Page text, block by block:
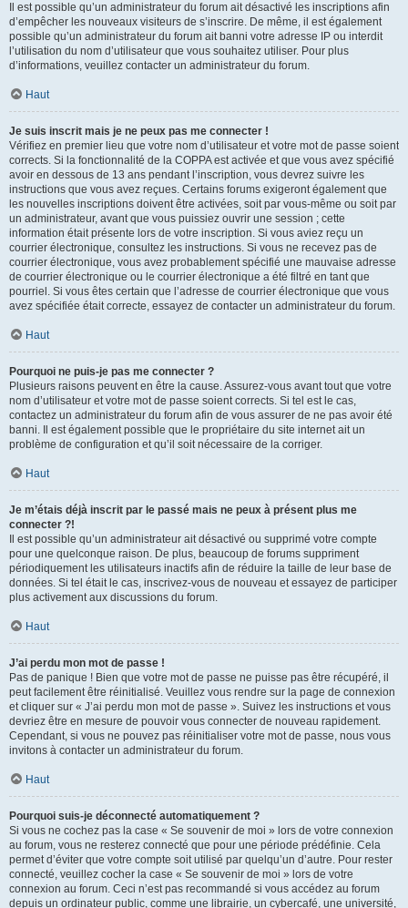
Il est possible qu’un administrateur du forum ait désactivé les inscriptions afin
d’empêcher les nouveaux visiteurs de s’inscrire. De même, il est également
possible qu’un administrateur du forum ait banni votre adresse IP ou interdit
l’utilisation du nom d’utilisateur que vous souhaitez utiliser. Pour plus
d’informations, veuillez contacter un administrateur du forum.
Haut
Je suis inscrit mais je ne peux pas me connecter !
Vérifiez en premier lieu que votre nom d’utilisateur et votre mot de passe soient
corrects. Si la fonctionnalité de la COPPA est activée et que vous avez spécifié
avoir en dessous de 13 ans pendant l’inscription, vous devrez suivre les
instructions que vous avez reçues. Certains forums exigeront également que
les nouvelles inscriptions doivent être activées, soit par vous-même ou soit par
un administrateur, avant que vous puissiez ouvrir une session ; cette
information était présente lors de votre inscription. Si vous aviez reçu un
courrier électronique, consultez les instructions. Si vous ne recevez pas de
courrier électronique, vous avez probablement spécifié une mauvaise adresse
de courrier électronique ou le courrier électronique a été filtré en tant que
pourriel. Si vous êtes certain que l’adresse de courrier électronique que vous
avez spécifiée était correcte, essayez de contacter un administrateur du forum.
Haut
Pourquoi ne puis-je pas me connecter ?
Plusieurs raisons peuvent en être la cause. Assurez-vous avant tout que votre
nom d’utilisateur et votre mot de passe soient corrects. Si tel est le cas,
contactez un administrateur du forum afin de vous assurer de ne pas avoir été
banni. Il est également possible que le propriétaire du site internet ait un
problème de configuration et qu’il soit nécessaire de la corriger.
Haut
Je m’étais déjà inscrit par le passé mais ne peux à présent plus me
connecter ?!
Il est possible qu’un administrateur ait désactivé ou supprimé votre compte
pour une quelconque raison. De plus, beaucoup de forums suppriment
périodiquement les utilisateurs inactifs afin de réduire la taille de leur base de
données. Si tel était le cas, inscrivez-vous de nouveau et essayez de participer
plus activement aux discussions du forum.
Haut
J’ai perdu mon mot de passe !
Pas de panique ! Bien que votre mot de passe ne puisse pas être récupéré, il
peut facilement être réinitialisé. Veuillez vous rendre sur la page de connexion
et cliquer sur « J’ai perdu mon mot de passe ». Suivez les instructions et vous
devriez être en mesure de pouvoir vous connecter de nouveau rapidement.
Cependant, si vous ne pouvez pas réinitialiser votre mot de passe, nous vous
invitons à contacter un administrateur du forum.
Haut
Pourquoi suis-je déconnecté automatiquement ?
Si vous ne cochez pas la case « Se souvenir de moi » lors de votre connexion
au forum, vous ne resterez connecté que pour une période prédéfinie. Cela
permet d’éviter que votre compte soit utilisé par quelqu’un d’autre. Pour rester
connecté, veuillez cocher la case « Se souvenir de moi » lors de votre
connexion au forum. Ceci n’est pas recommandé si vous accédez au forum
depuis un ordinateur public, comme une librairie, un cybercafé, une université,